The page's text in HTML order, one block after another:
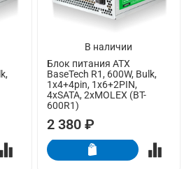
В наличии
Блок питания ATX
BaseTech R1, 600W, Bulk,
1x4+4pin, 1x6+2PIN,
4xSATA, 2xMOLEX (BT-
600R1)
2 380 ₽